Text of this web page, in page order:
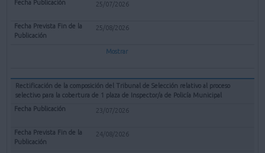
25/07/2026
25/08/2026
Mostrar
Rectificación de la composición del Tribunal de Selección relativo al proceso
selectivo para la cobertura de 1 plaza de Inspector/a de Policía Municipal
23/07/2026
24/08/2026